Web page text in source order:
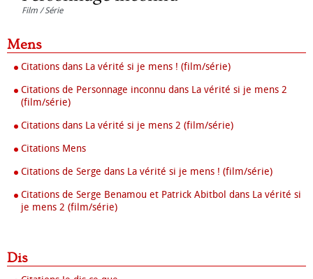
Film / Série
Mens
Citations dans La vérité si je mens ! (film/série)
Citations de Personnage inconnu dans La vérité si je mens 2
(film/série)
Citations dans La vérité si je mens 2 (film/série)
Citations Mens
Citations de Serge dans La vérité si je mens ! (film/série)
Citations de Serge Benamou et Patrick Abitbol dans La vérité si
je mens 2 (film/série)
Dis